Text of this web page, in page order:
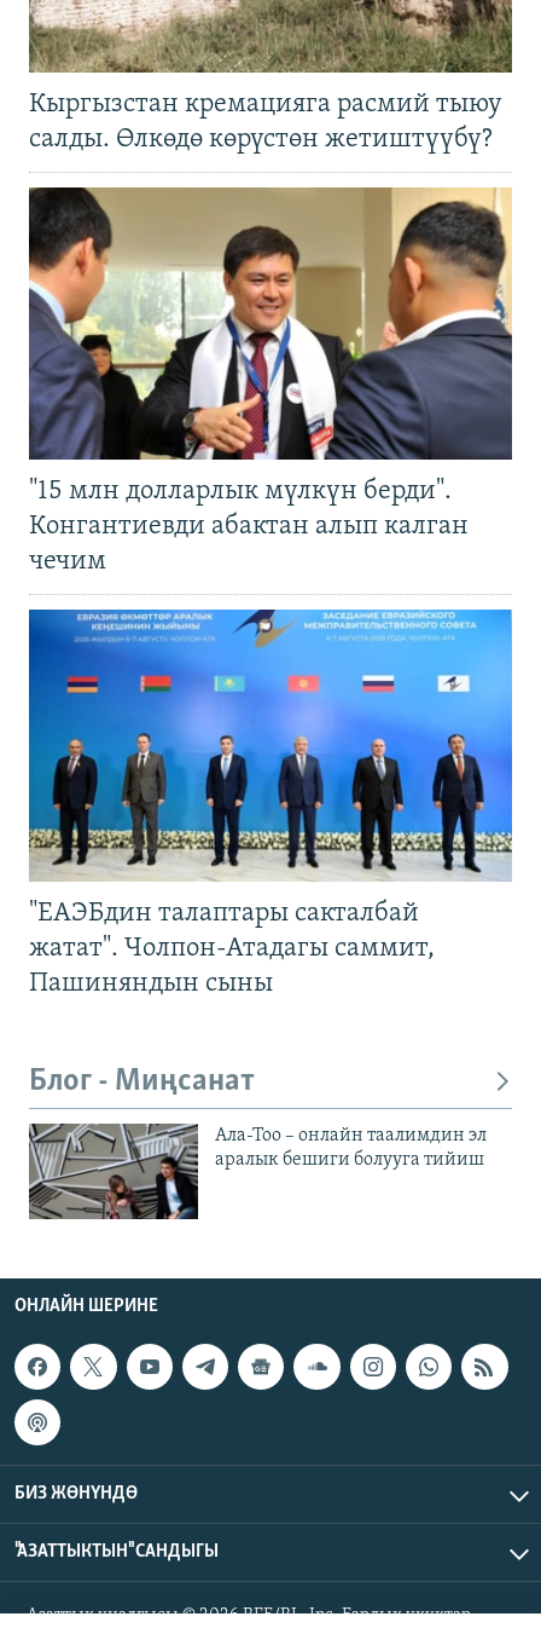
Кыргызстан кремацияга расмий тыюу
салды. Өлкөдө көрүстөн жетиштүүбү?
"15 млн долларлык мүлкүн берди".
Конгантиевди абактан алып калган
чечим
"ЕАЭБдин талаптары сакталбай
жатат". Чолпон-Атадагы саммит,
Пашиняндын сыны
Блог - Миңсанат
Ала-Тоо – онлайн таалимдин эл
аралык бешиги болууга тийиш
ОНЛАЙН ШЕРИНЕ
БИЗ ЖӨНҮНДӨ
"АЗАТТЫКТЫН" САНДЫГЫ
Азаттык үналгысы © 2026 RFE/RL, Inc. Бардык укуктар